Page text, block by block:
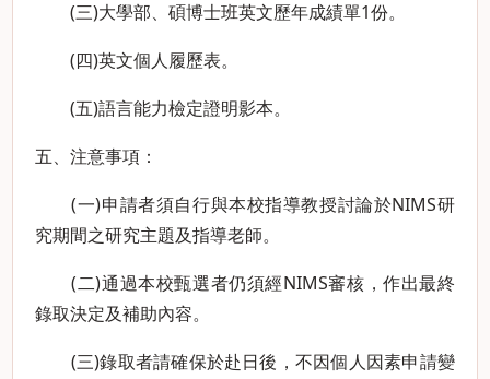
(三)大學部、碩博士班英文歷年成績單1份。
(四)英文個人履歷表。
(五)語言能力檢定證明影本。
五、注意事項：
(一)申請者須自行與本校指導教授討論於NIMS研
究期間之研究主題及指導老師。
(二)通過本校甄選者仍須經NIMS審核，作出最終
錄取決定及補助內容。
(三)錄取者請確保於赴日後，不因個人因素申請變